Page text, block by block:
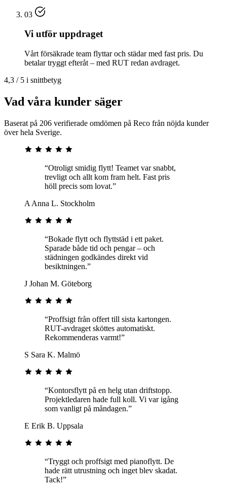
03
Vi utför uppdraget
Vårt försäkrade team flyttar och städar med fast pris. Du
betalar tryggt efteråt – med RUT redan avdraget.
4,3 / 5 i snittbetyg
Vad våra kunder säger
Baserat på 206 verifierade omdömen på Reco från nöjda kunder
över hela Sverige.
“Otroligt smidig flytt! Teamet var snabbt,
trevligt och allt kom fram helt. Fast pris
höll precis som lovat.”
A Anna L. Stockholm
“Bokade flytt och flyttstäd i ett paket.
Sparade både tid och pengar – och
städningen godkändes direkt vid
besiktningen.”
J Johan M. Göteborg
“Proffsigt från offert till sista kartongen.
RUT-avdraget sköttes automatiskt.
Rekommenderas varmt!”
S Sara K. Malmö
“Kontorsflytt på en helg utan driftstopp.
Projektledaren hade full koll. Vi var igång
som vanligt på måndagen.”
E Erik B. Uppsala
“Tryggt och proffsigt med pianoflytt. De
hade rätt utrustning och inget blev skadat.
Tack!”